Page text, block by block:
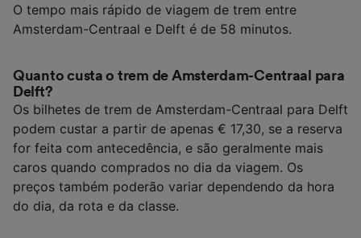
O tempo mais rápido de viagem de trem entre
Amsterdam-Centraal e Delft é de 58 minutos.
Quanto custa o trem de Amsterdam-Centraal para
Delft?
Os bilhetes de trem de Amsterdam-Centraal para Delft
podem custar a partir de apenas € 17,30, se a reserva
for feita com antecedência, e são geralmente mais
caros quando comprados no dia da viagem. Os
preços também poderão variar dependendo da hora
do dia, da rota e da classe.